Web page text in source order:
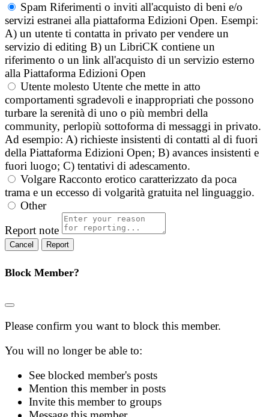
Spam Riferimenti o inviti all'acquisto di beni e/o
servizi estranei alla piattaforma Edizioni Open. Esempi:
A) un utente ti contatta in privato per vendere un
servizio di editing B) un LibriCK contiene un
riferimento o un link all'acquisto di un servizio esterno
alla Piattaforma Edizioni Open
Utente molesto Utente che mette in atto
comportamenti sgradevoli e inappropriati che possono
turbare la serenità di uno o più membri della
community, perlopiù sottoforma di messaggi in privato.
Ad esempio: A) richieste insistenti di contatti al di fuori
della Piattaforma Edizioni Open; B) avances insistenti e
fuori luogo; C) tentativi di adescamento.
Volgare Racconto erotico caratterizzato da poca
trama e un eccesso di volgarità gratuita nel linguaggio.
Other
Report note
Report
Block Member?
Please confirm you want to block this member.
You will no longer be able to:
See blocked member's posts
Mention this member in posts
Invite this member to groups